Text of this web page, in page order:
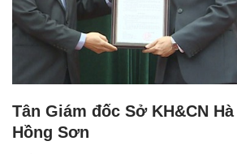
Tân Giám đốc Sở KH&CN
Hồng Sơn